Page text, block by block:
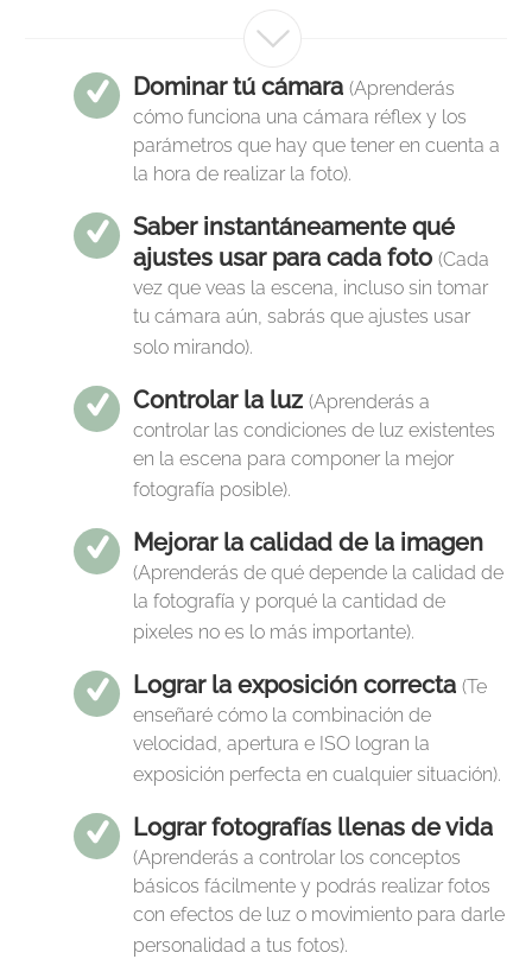
Dominar tú cámara (Aprenderás
cómo funciona una cámara réflex y los
parámetros que hay que tener en cuenta a
la hora de realizar la foto).
Saber instantáneamente qué
ajustes usar para cada foto (Cada
vez que veas la escena, incluso sin tomar
tu cámara aún, sabrás que ajustes usar
solo mirando).
Controlar la luz (Aprenderás a
controlar las condiciones de luz existentes
en la escena para componer la mejor
fotografía posible).
Mejorar la calidad de la imagen
(Aprenderás de qué depende la calidad de
la fotografía y porqué la cantidad de
pixeles no es lo más importante).
Lograr la exposición correcta (Te
enseñaré cómo la combinación de
velocidad, apertura e ISO logran la
exposición perfecta en cualquier situación).
Lograr fotografías llenas de vida
(Aprenderás a controlar los conceptos
básicos fácilmente y podrás realizar fotos
con efectos de luz o movimiento para darle
personalidad a tus fotos).